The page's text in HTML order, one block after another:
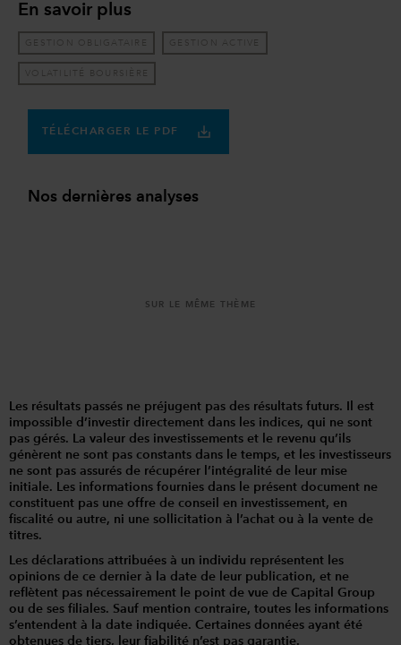
En savoir plus
GESTION OBLIGATAIRE GESTION ACTIVE
VOLATILITÉ BOURSIÈRE
TÉLÉCHARGER LE PDF
Nos dernières analyses
SUR LE MÊME THÈME
Les résultats passés ne préjugent pas des résultats futurs. Il est
impossible d’investir directement dans les indices, qui ne sont
pas gérés. La valeur des investissements et le revenu qu’ils
génèrent ne sont pas constants dans le temps, et les investisseurs
ne sont pas assurés de récupérer l’intégralité de leur mise
initiale. Les informations fournies dans le présent document ne
constituent pas une offre de conseil en investissement, en
fiscalité ou autre, ni une sollicitation à l’achat ou à la vente de
titres.
Les déclarations attribuées à un individu représentent les
opinions de ce dernier à la date de leur publication, et ne
reflètent pas nécessairement le point de vue de Capital Group
ou de ses filiales. Sauf mention contraire, toutes les informations
s’entendent à la date indiquée. Certaines données ayant été
obtenues de tiers, leur fiabilité n’est pas garantie.